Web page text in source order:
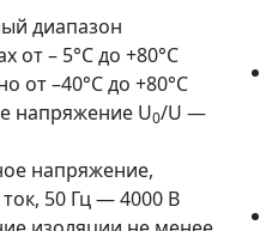
диапазон
от – 5°С до +80°С
от –40°С до +80°С
напряжение U0/U —
напряжение,
50 Гц — 4000 В